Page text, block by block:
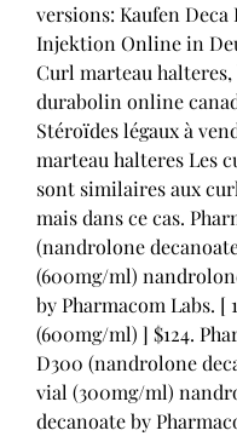
versions: Kaufen
Injektion Online in
Curl marteau halteres,
durabolin online
Stéroïdes légaux à
marteau halteres Les
sont similaires aux
mais dans ce cas.
(nandrolone
(600mg/ml)
by Pharmacom Labs. [
(600mg/ml) ] $124.
D300 (nandrolone
vial (300mg/ml)
decanoate by